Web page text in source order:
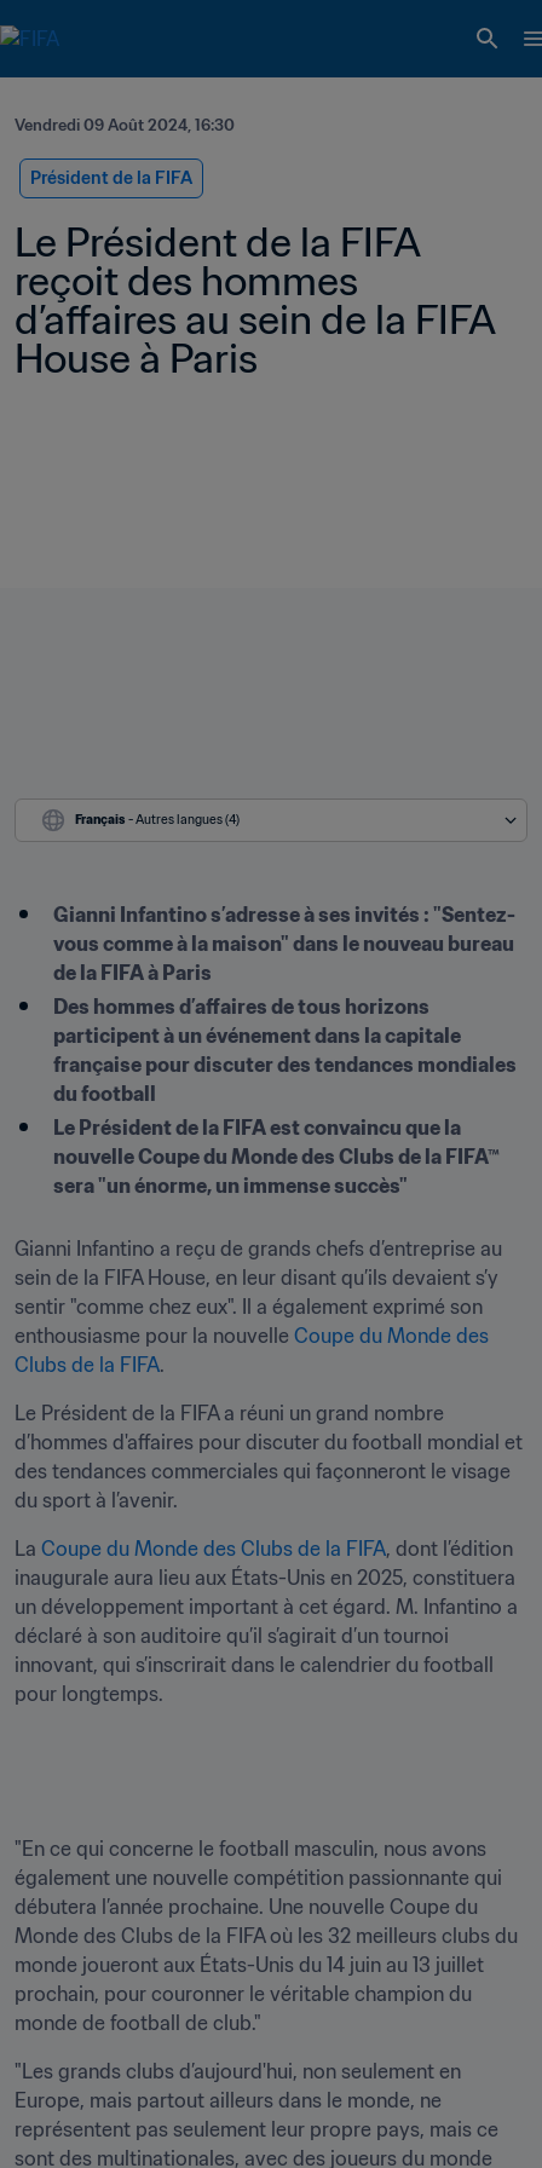
Vendredi 09 Août 2024, 16:30
Président de la FIFA
Le Président de la FIFA
reçoit des hommes
d’affaires au sein de la FIFA
House à Paris
Français - Autres langues (4)
Gianni Infantino s’adresse à ses invités : "Sentez-
vous comme à la maison" dans le nouveau bureau
de la FIFA à Paris
Des hommes d’affaires de tous horizons
participent à un événement dans la capitale
française pour discuter des tendances mondiales
du football
Le Président de la FIFA est convaincu que la
nouvelle Coupe du Monde des Clubs de la FIFA™
sera "un énorme, un immense succès"
Gianni Infantino a reçu de grands chefs d’entreprise au
sein de la FIFA House, en leur disant qu’ils devaient s’y
sentir "comme chez eux". Il a également exprimé son
enthousiasme pour la nouvelle Coupe du Monde des
Clubs de la FIFA.
Le Président de la FIFA a réuni un grand nombre
d’hommes d'affaires pour discuter du football mondial et
des tendances commerciales qui façonneront le visage
du sport à l’avenir.
La Coupe du Monde des Clubs de la FIFA, dont l’édition
inaugurale aura lieu aux États-Unis en 2025, constituera
un développement important à cet égard. M. Infantino a
déclaré à son auditoire qu’il s’agirait d’un tournoi
innovant, qui s’inscrirait dans le calendrier du football
pour longtemps.
"En ce qui concerne le football masculin, nous avons
également une nouvelle compétition passionnante qui
débutera l’année prochaine. Une nouvelle Coupe du
Monde des Clubs de la FIFA où les 32 meilleurs clubs du
monde joueront aux États-Unis du 14 juin au 13 juillet
prochain, pour couronner le véritable champion du
monde de football de club."
"Les grands clubs d’aujourd'hui, non seulement en
Europe, mais partout ailleurs dans le monde, ne
représentent pas seulement leur propre pays, mais ce
sont des multinationales, avec des joueurs du monde